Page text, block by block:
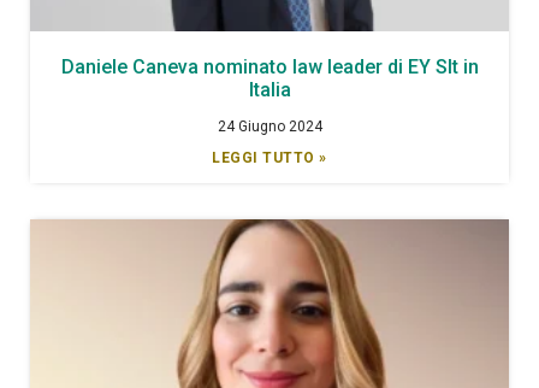
Daniele Caneva nominato law leader di EY Slt in
Italia
24 Giugno 2024
LEGGI TUTTO »